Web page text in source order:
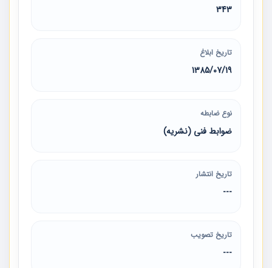
343
تاریخ ابلاغ
1385/07/19
نوع ضابطه
ضوابط فنی (نشریه)
تاریخ انتشار
---
تاریخ تصویب
---